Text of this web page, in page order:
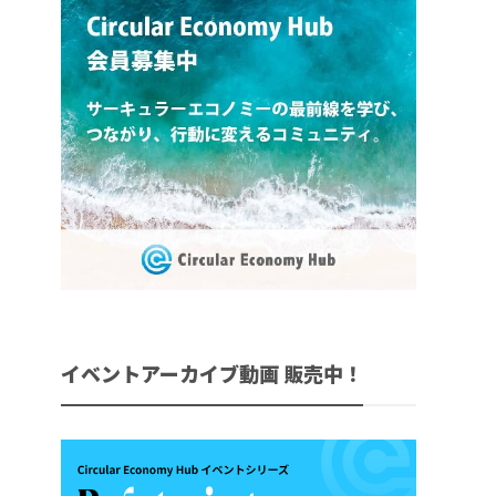
イベントアーカイブ動画 販売中！